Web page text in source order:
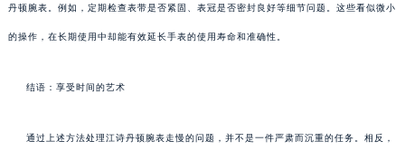
丹顿腕表。例如，定期检查表带是否紧固、表冠是否密封良好等细节问题。这些看似微小
的操作，在长期使用中却能有效延长手表的使用寿命和准确性。
结语：享受时间的艺术
通过上述方法处理江诗丹顿腕表走慢的问题，并不是一件严肃而沉重的任务。相反，